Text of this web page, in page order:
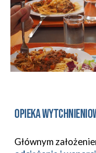
Opieka
Głównym